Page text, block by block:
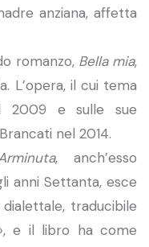
anziana, affetta
romanzo, Bella mia,
L’opera, il cui tema
2009 e sulle sue
nel 2014.
, anch’esso
anni Settanta, esce
traducibile
e il libro ha come